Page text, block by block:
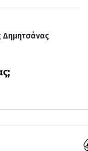
Δημητσάνας